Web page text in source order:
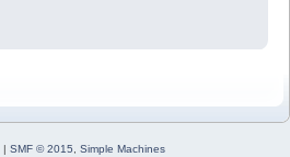
| SMF © 2015, Simple Machines